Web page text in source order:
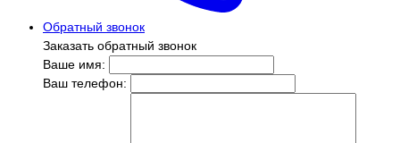
Обратный звонок
Заказать обратный звонок
Ваше имя:
Ваш телефон: